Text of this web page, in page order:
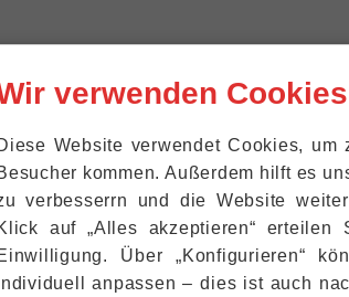
verwenden Cookies
Website verwendet Cookies, um
kommen. Außerdem hilft es
verbesserrn und die Website
auf „Alles akzeptieren“ erteilen
Über „Konfigurieren“
anpassen ‒ dies ist auch